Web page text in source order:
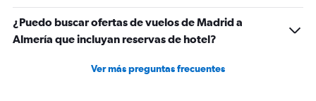
¿Puedo buscar ofertas de vuelos de Madrid a
Almería que incluyan reservas de hotel?
Ver más preguntas frecuentes